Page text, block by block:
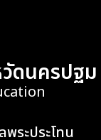
ดนครปฐม
ระประโทน